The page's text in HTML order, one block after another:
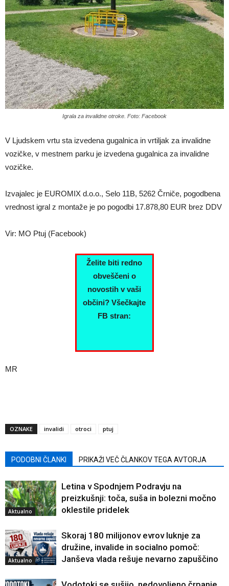
Igrala za invalidne otroke. Foto: Facebook
V Ljudskem vrtu sta izvedena gugalnica in vrtiljak za invalidne
vozičke, v mestnem parku je izvedena gugalnica za invalidne
vozičke.
Izvajalec je EUROMIX d.o.o., Selo 11B, 5262 Črniče, pogodbena
vrednost igral z montaže je po pogodbi 17.878,80 EUR brez DDV
Vir: MO Ptuj (Facebook)
Želite biti redno
obveščeni o
novostih v vaši
občini? Všečkajte
FB stran:
MR
OZNAKE invalidi otroci ptuj
PODOBNI ČLANKI PRIKAŽI VEČ ČLANKOV TEGA AVTORJA
Aktualno
Letina v Spodnjem Podravju na
preizkušnji: toča, suša in bolezni močno
oklestile pridelek
Aktualno
Skoraj 180 milijonov evrov luknje za
družine, invalide in socialno pomoč:
Janševa vlada rešuje nevarno zapuščino